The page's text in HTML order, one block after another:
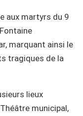
aux martyrs du 9
marquant ainsi le
tragiques de la
lieux
municipal,